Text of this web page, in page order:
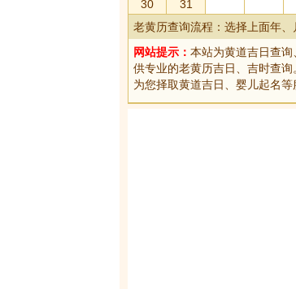
30
31
老黄历查询流程：选择上面年
网站提示： 本站为黄道吉日查询、
供专业的老黄历吉日、吉时查询
为您择取黄道吉日、婴儿起名